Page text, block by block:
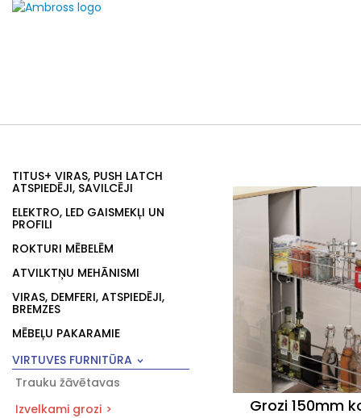
TITUS+ VIRAS, PUSH LATCH
ATSPIEDĒJI, SAVILCĒJI
ELEKTRO, LED GAISMEKĻI UN
PROFILI
ROKTURI MĒBELĒM
ATVILKTŅU MEHĀNISMI
VIRAS, DEMFERI, ATSPIEDĒJI,
BREMZES
MĒBEĻU PAKARAMIE
VIRTUVES FURNITŪRA
Trauku žāvētavas
Izvelkami grozi
Grozi 150mm